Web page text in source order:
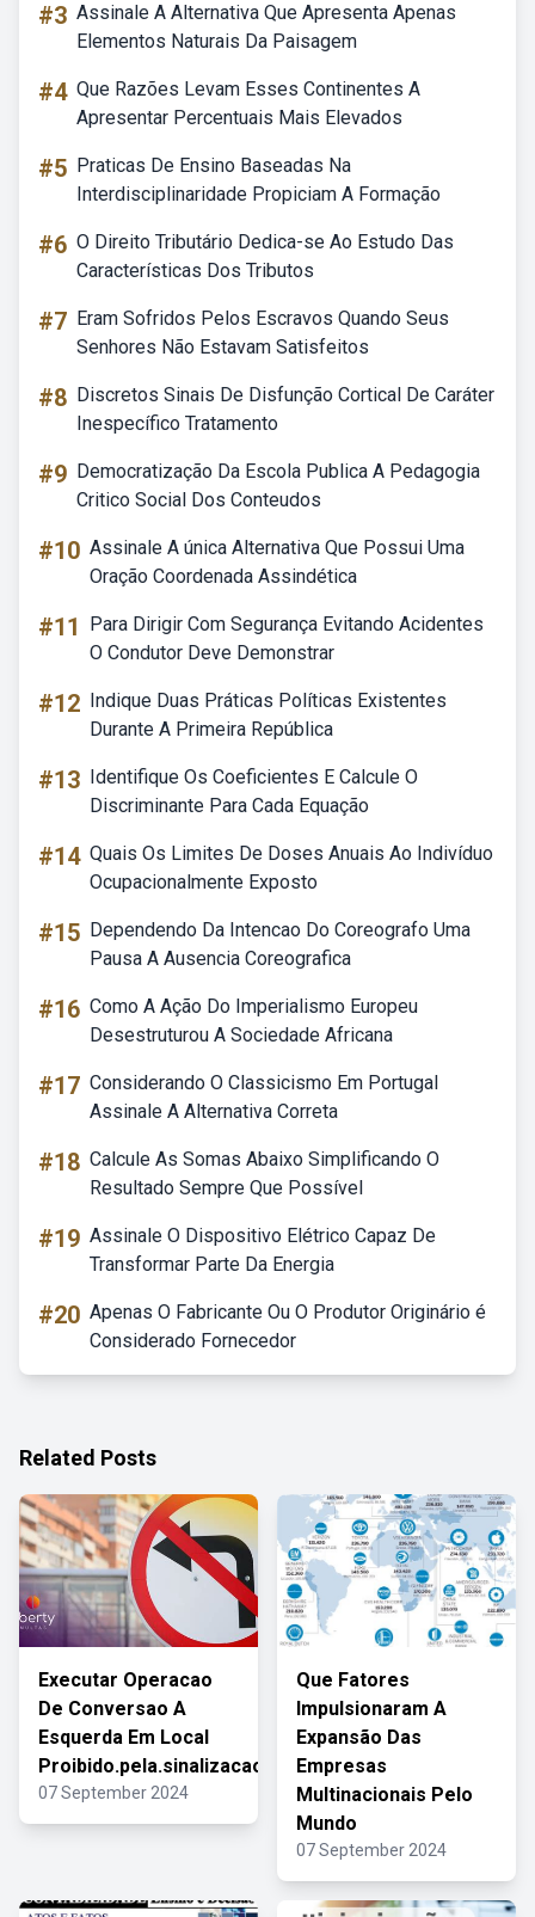
#3 Assinale A Alternativa Que Apresenta Apenas
Elementos Naturais Da Paisagem
#4 Que Razões Levam Esses Continentes A
Apresentar Percentuais Mais Elevados
#5 Praticas De Ensino Baseadas Na
Interdisciplinaridade Propiciam A Formação
#6 O Direito Tributário Dedica-se Ao Estudo Das
Características Dos Tributos
#7 Eram Sofridos Pelos Escravos Quando Seus
Senhores Não Estavam Satisfeitos
#8 Discretos Sinais De Disfunção Cortical De Caráter
Inespecífico Tratamento
#9 Democratização Da Escola Publica A Pedagogia
Critico Social Dos Conteudos
#10 Assinale A única Alternativa Que Possui Uma
Oração Coordenada Assindética
#11
Para Dirigir Com Segurança Evitando Acidentes
O Condutor Deve Demonstrar
#12 Indique Duas Práticas Políticas Existentes
Durante A Primeira República
#13 Identifique Os Coeficientes E Calcule O
Discriminante Para Cada Equação
#14 Quais Os Limites De Doses Anuais Ao Indivíduo
Ocupacionalmente Exposto
#15 Dependendo Da Intencao Do Coreografo Uma
Pausa A Ausencia Coreografica
#16 Como A Ação Do Imperialismo Europeu
Desestruturou A Sociedade Africana
#17 Considerando O Classicismo Em Portugal
Assinale A Alternativa Correta
#18 Calcule As Somas Abaixo Simplificando O
Resultado Sempre Que Possível
#19 Assinale O Dispositivo Elétrico Capaz De
Transformar Parte Da Energia
#20 Apenas O Fabricante Ou O Produtor Originário é
Considerado Fornecedor
Related Posts
Executar Operacao
De Conversao A
Esquerda Em Local
Proibido.pela.sinalizacao
07 September 2024
Que Fatores
Impulsionaram A
Expansão Das
Empresas
Multinacionais Pelo
Mundo
07 September 2024